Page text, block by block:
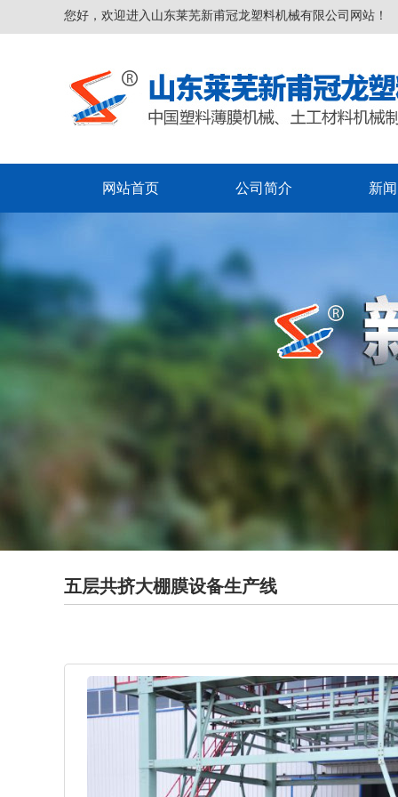
您好，欢迎进入山东莱芜新甫冠龙塑料机械有限公司网站！
网站首页 公司简介 新
五层共挤大棚膜设备生产线